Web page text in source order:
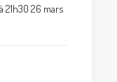
26 mars